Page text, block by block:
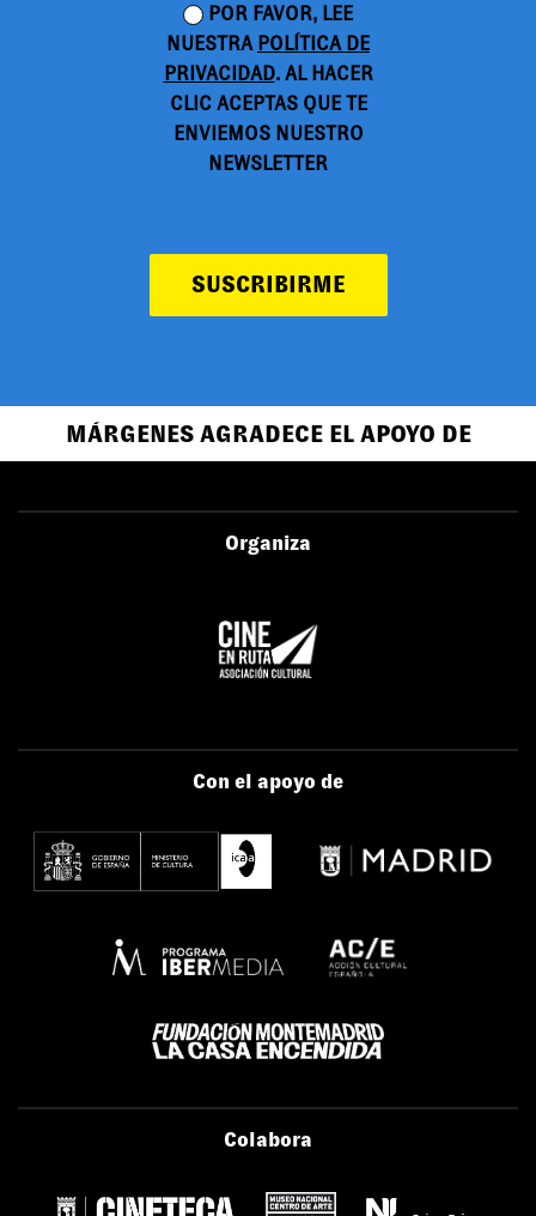
POR FAVOR, LEE
NUESTRA POLÍTICA DE
PRIVACIDAD. AL HACER
CLIC ACEPTAS QUE TE
ENVIEMOS NUESTRO
NEWSLETTER
SUSCRIBIRME
MÁRGENES AGRADECE EL APOYO DE
Organiza
Con el apoyo de
Colabora